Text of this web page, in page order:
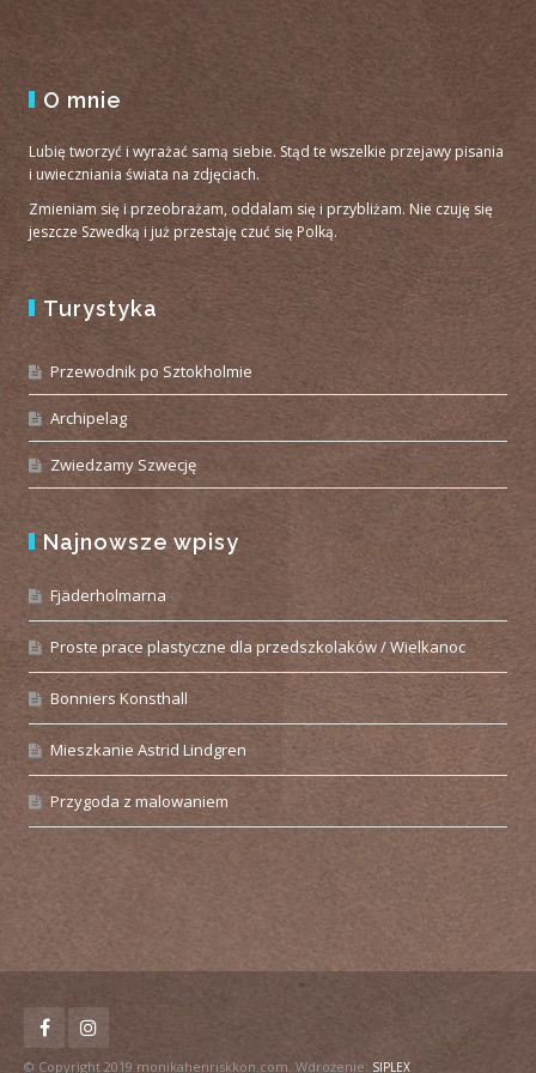
O mnie
Lubię tworzyć i wyrażać samą siebie. Stąd te wszelkie przejawy pisania
i uwieczniania świata na zdjęciach.
Zmieniam się i przeobrażam, oddalam się i przybliżam. Nie czuję się
jeszcze Szwedką i już przestaję czuć się Polką.
Turystyka
Przewodnik po Sztokholmie
Archipelag
Zwiedzamy Szwecję
Najnowsze wpisy
Fjäderholmarna
Proste prace plastyczne dla przedszkolaków / Wielkanoc
Bonniers Konsthall
Mieszkanie Astrid Lindgren
Przygoda z malowaniem
© Copyright 2019 monikahenriskkon.com. Wdrożenie: SIPLEX